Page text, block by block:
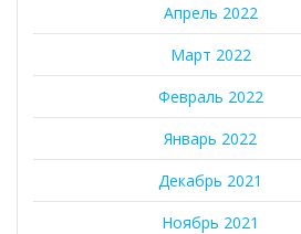
Апрель 2022
Март 2022
Февраль 2022
Январь 2022
Декабрь 2021
Ноябрь 2021